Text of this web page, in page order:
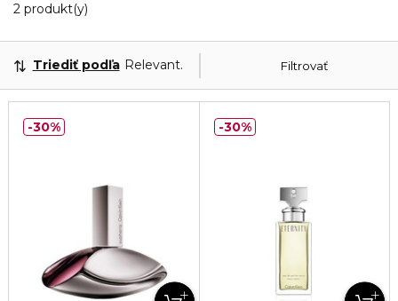
2 produkt(y)
Filtrovať
Triediť podľa Relevantnosť
30% 30%